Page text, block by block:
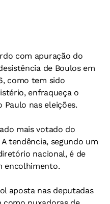
com apuração do
de Boulos em
como tem sido
enfraqueça o
Paulo nas eleições.
mais votado do
tendência, segundo um
nacional, é de
encolhimento.
aposta nas deputadas